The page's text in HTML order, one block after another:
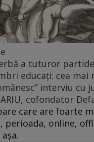
a tuturor
educați: cea mai
interviu cu
cofondator
care are foarte
perioada, online,